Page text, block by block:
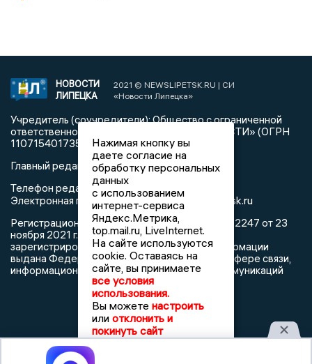
НОВОСТИ
ЛИПЕЦКА
2021 © NEWSLIPETSK.RU | СИ
«Новости Липецка»
Учредитель (соучредители): Общество с ограниченной
ответственностью «РЕГИОНАЛЬНЫЕ НОВОСТИ» (ОГРН
1107154017354)
Главный редактор: Герцог Е.Г.
Телефон редакции: +7 903 699 9427
Электронная почта редакции:info@newslipetsk.ru
Регистрационный номер: серия Эл № ФС77-82247 от 23
ноября 2021 г. согласно выписке из реестра
зарегистрированных средств массовой информации
выдана Федеральной службой по надзору в сфере связи,
информационных технологий и массовых коммуникаций
Нажимая кнопку вы
даете согласие на
обработку персональных
данных
с использованием
интернет-сервиса
Яндекс.Метрика,
top.mail.ru, LiveInternet.
На сайте используются
cookie. Оставаясь на
сайте, вы принимаете
все условия
использования.
Вы можете настроить
или отклонить и
покинуть сайт